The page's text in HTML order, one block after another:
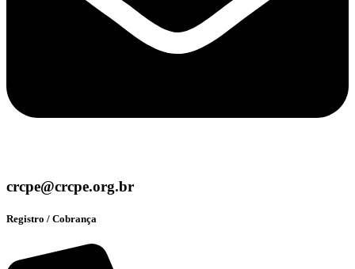
crcpe@crcpe.org.br
Registro / Cobrança